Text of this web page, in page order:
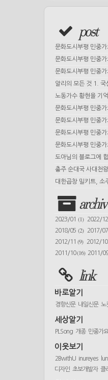
post
문화도시부평 민중
문화도시부평 민중
문화도시부평 민중
알리의 모든 것 1.
노동가수 황현을 기
문화도시부평 민중
문화도시부평 민중
문화도시부평 민중
문화도시부평 민중
도아님의 블로그에
충주 순대국 사대천
대한곱창 밀키트, 소
2023/01 (1) 2022/
2018/05 (2) 2017/
2012/11(9) 2012/
2011/10(16) 2011/
link
바로알기
경향신문 내일신문 노
세상알기
PLSong 개종 민중가요
이웃보기
2BwithU inureyes
디자인 초보개발자 클